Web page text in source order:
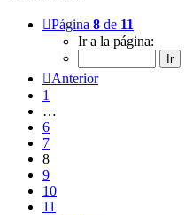
Página 8 de 11
Ir a la página:
Anterior
1
…
6
7
8
9
10
11